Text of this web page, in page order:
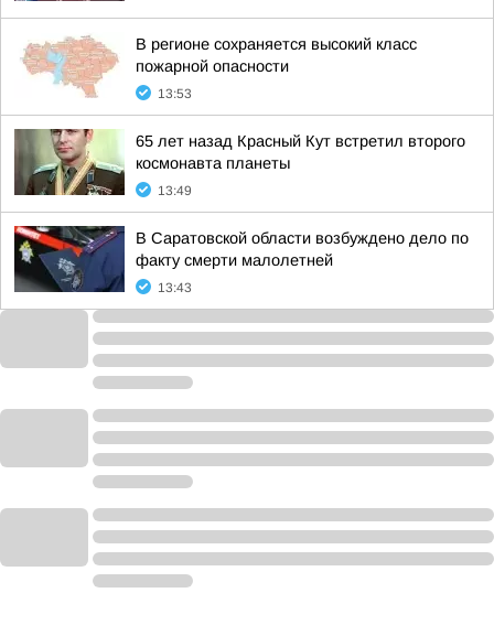
В регионе сохраняется высокий класс
пожарной опасности
13:53
65 лет назад Красный Кут встретил второго
космонавта планеты
13:49
В Саратовской области возбуждено дело по
факту смерти малолетней
13:43